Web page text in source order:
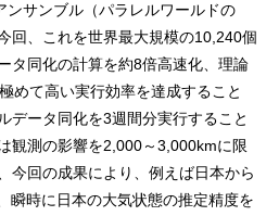
ンサンブル（パラレルワールドの
回、これを世界最大規模の10,240個
タ同化の計算を約8倍高速化、理論
めて高い実行効率を達成すること
データ同化を3週間分実行すること
観測の影響を2,000～3,000kmに限
今回の成果により、例えば日本から
瞬時に日本の大気状態の推定精度を